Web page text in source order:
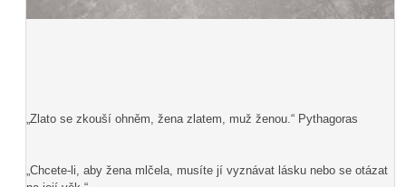
„Zlato se zkouší ohněm, žena zlatem, muž ženou.“ Pythagoras
„Chcete-li, aby žena mlčela, musíte jí vyznávat lásku nebo se otázat